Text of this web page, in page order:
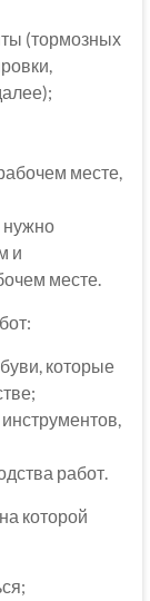
(тормозных
месте,
нужно
и
месте.
которые
работ.
которой